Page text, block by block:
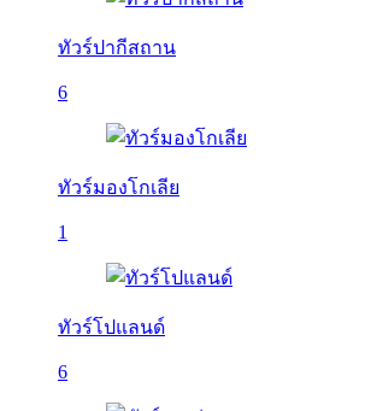
ทัวร์ปากีสถาน
6
ทัวร์มองโกเลีย
1
ทัวร์โปแลนด์
6